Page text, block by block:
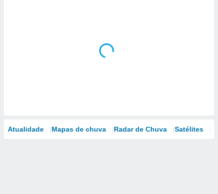
Atualidade Mapas de chuva Radar de Chuva Satélites